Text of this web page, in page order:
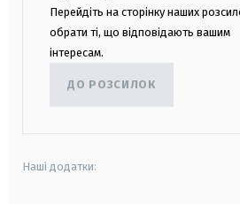
Перейдіть на сторінку наших
обрати ті, що відповідають вашим
інтересам.
ДО РОЗСИЛОК
Наші додатки: